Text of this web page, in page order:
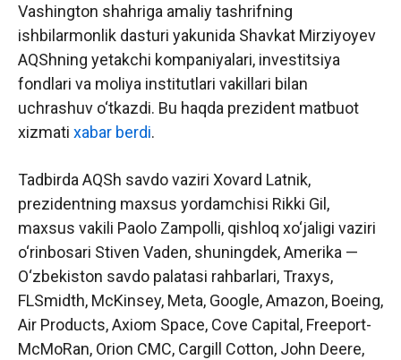
Vashington shahriga amaliy tashrifning
ishbilarmonlik dasturi yakunida Shavkat Mirziyoyev
AQShning yetakchi kompaniyalari, investitsiya
fondlari va moliya institutlari vakillari bilan
uchrashuv o‘tkazdi. Bu haqda prezident matbuot
xizmati xabar berdi.
Tadbirda AQSh savdo vaziri Xovard Latnik,
prezidentning maxsus yordamchisi Rikki Gil,
maxsus vakili Paolo Zampolli, qishloq xo‘jaligi vaziri
o‘rinbosari Stiven Vaden, shuningdek, Amerika —
O‘zbekiston savdo palatasi rahbarlari, Traxys,
FLSmidth, McKinsey, Meta, Google, Amazon, Boeing,
Air Products, Axiom Space, Cove Capital, Freeport-
McMoRan, Orion CMC, Cargill Cotton, John Deere,